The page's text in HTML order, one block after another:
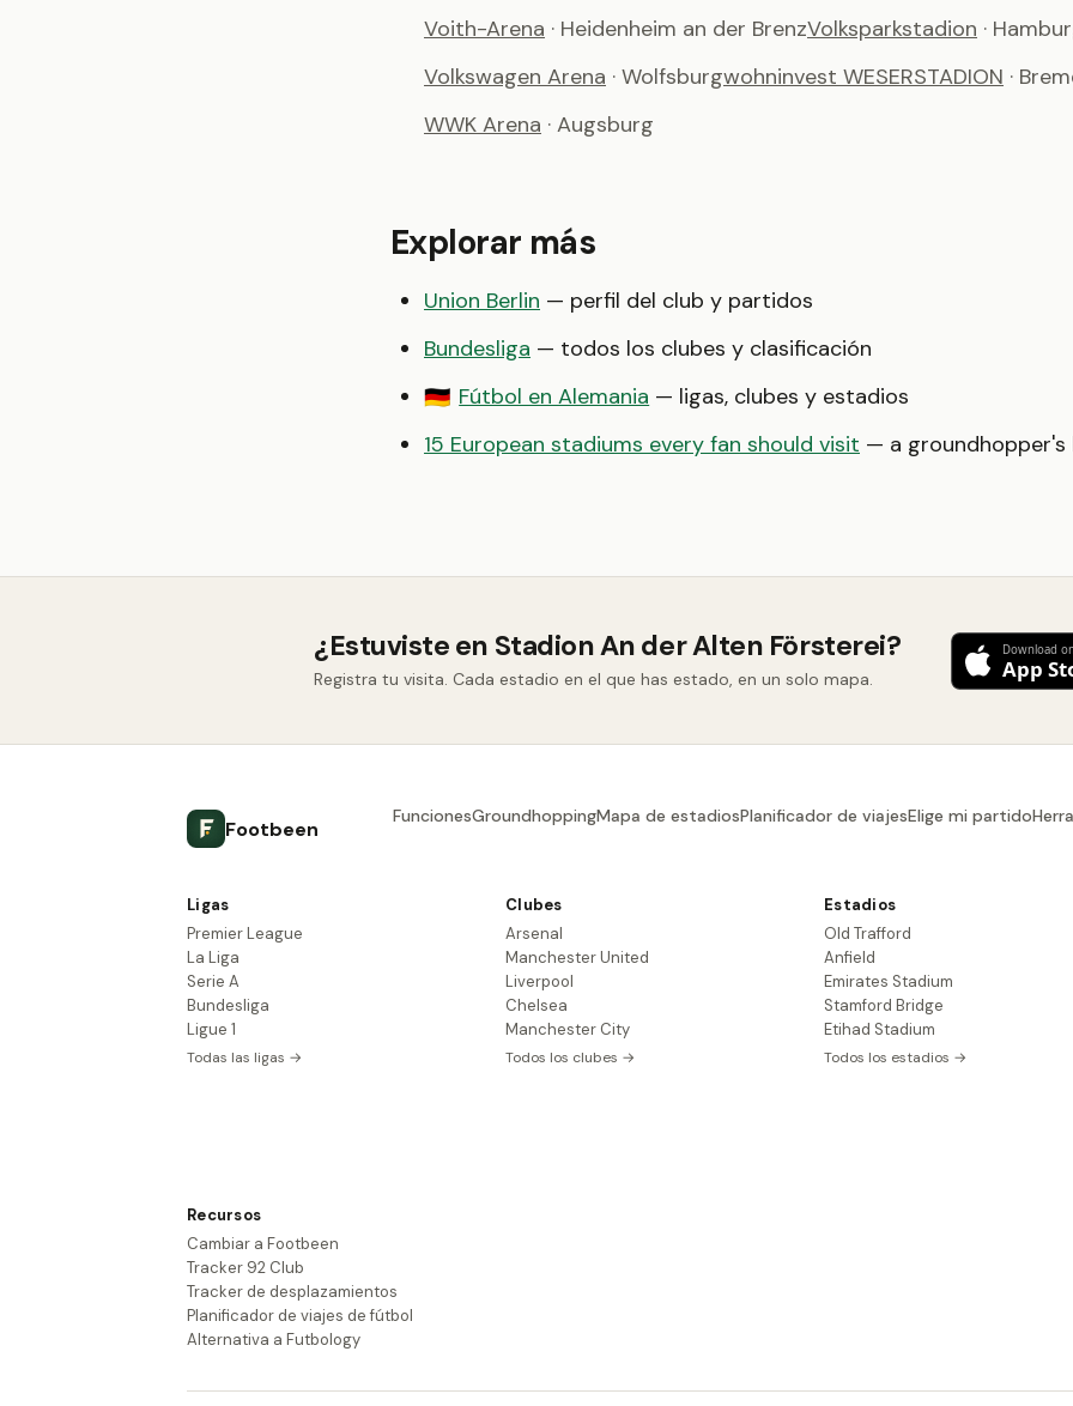
Voith-Arena · Heidenheim an der BrenzVolksparkstadion ·
Volkswagen Arena · Wolfsburgwohninvest WESERSTADION ·
WWK Arena · Augsburg
Explorar más
Union Berlin — perfil del club y partidos
Bundesliga — todos los clubes y clasificación
🇩🇪 Fútbol en Alemania — ligas, clubes y estadios
15 European stadiums every fan should visit — a groundhopper's
¿Estuviste en Stadion An der Alten Försterei?
Registra tu visita. Cada estadio en el que has estado, en un solo mapa.
Footbeen
FuncionesGroundhoppingMapa de estadiosPlanificador de viajesElige mi partido
Ligas
Premier League
La Liga
Serie A
Bundesliga
Ligue 1
Todas las ligas →
Clubes
Arsenal
Manchester United
Liverpool
Chelsea
Manchester City
Todos los clubes →
Estadios
Old Trafford
Anfield
Emirates Stadium
Stamford Bridge
Etihad Stadium
Todos los estadios →
Recursos
Cambiar a Footbeen
Tracker 92 Club
Tracker de desplazamientos
Planificador de viajes de fútbol
Alternativa a Futbology